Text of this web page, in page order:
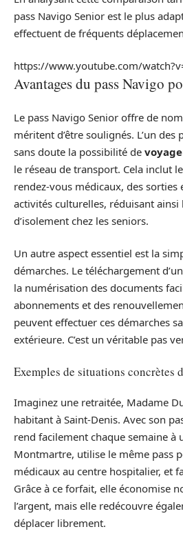
pass Navigo Senior est le plus
effectuent de fréquents
https://www.youtube.com/
Avantages du pass Navigo
Le pass Navigo Senior offre de
méritent d’être soulignés. L’un
sans doute la possibilité de
le réseau de transport. Cela inclut
rendez-vous médicaux, des sorties
activités culturelles, réduisant ainsi
d’isolement chez les seniors.
Un autre aspect essentiel est la
démarches. Le téléchargement
la numérisation des documents
abonnements et des
peuvent effectuer ces démarches
extérieure. C’est un véritable pas
Exemples de situations concrètes
Imaginez une retraitée, Madame
habitant à Saint-Denis. Avec son
rend facilement chaque semaine à
Montmartre, utilise le même pass
médicaux au centre hospitalier, et
Grâce à ce forfait, elle économise
l’argent, mais elle redécouvre
déplacer librement.